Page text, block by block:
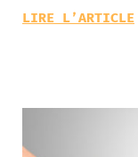
LIRE L’ARTICLE